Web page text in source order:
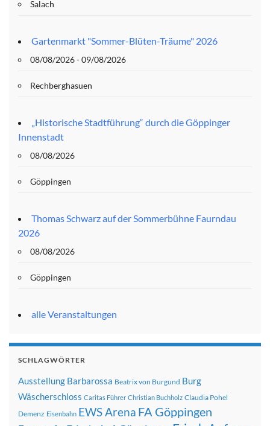
Salach
Gartenmarkt "Sommer-Blüten-Träume" 2026
08/08/2026 - 09/08/2026
Rechberghasuen
„Historische Stadtführung“ durch die Göppinger
Innenstadt
08/08/2026
Göppingen
Thomas Schwarz auf der Sommerbühne Faurndau
2026
08/08/2026
Göppingen
alle Veranstaltungen
SCHLAGWÖRTER
Ausstellung Barbarossa Beatrix von Burgund Burg
Wäscherschloss Caritas Führer Christian Buchholz Claudia Pohel
Demenz Eisenbahn EWS Arena FA Göppingen